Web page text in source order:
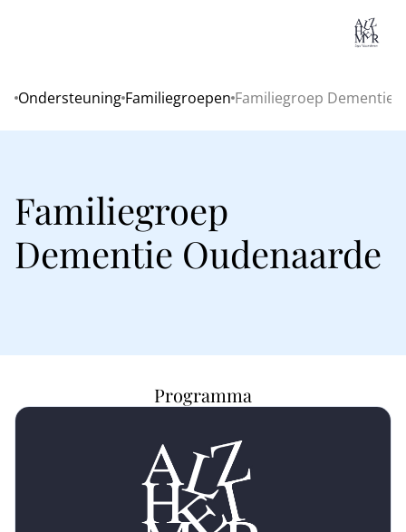
Home
Ondersteuning Familiegroepen Familiegroep Dementie
Familiegroep
Dementie Oudenaarde
Programma